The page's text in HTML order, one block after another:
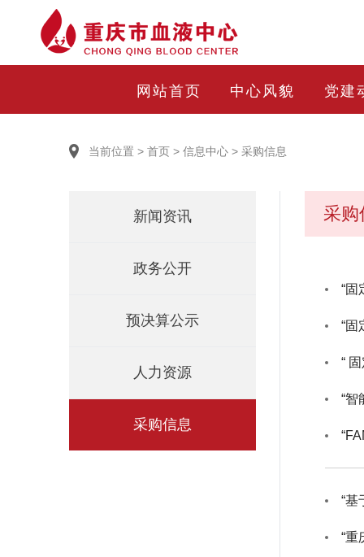
网站首页 中心风貌 党建
当前位置 > 首页 > 信息中心 > 采购信息
新闻资讯
政务公开
预决算公示
人力资源
采购信息
采购
“固
“固
“
“智
“重